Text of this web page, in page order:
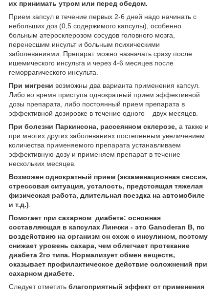
их принимать утром или перед обедом.
Прием капсул в течение первых 2-6 дней надо начинать с
небольших доз (0,5 содержимого капсулы), особенно
больным атеросклерозом сосудов головного мозга,
перенесшим инсульт и больным психическими
заболеваниями. Препарат можно назначать сразу после
ишемического инсульта и через 4-6 месяцев после
геморрагического инсульта.
При мигрени возможны два варианта применения капсул.
Либо во время приступа однократный прием эффективной
дозы препарата, либо постоянный прием препарата в
эффективной дозировке в течение одного – двух месяцев.
При болезни Паркинсона, рассеянном склерозе, а также и
при многих других заболеваниях постепенным увеличением
количества применяемого препарата устанавливаем
эффективную дозу и применяем препарат в течение
нескольких месяцев.
Возможен однократный прием (экзаменационная сессия,
стрессовая ситуация, усталость, предстоящая тяжелая
физическая работа, длительная поездка на автомобиле
и т.д.)
Помогает при сахарном диабете: основная
составляющая в капсулах Линчжи - это Ganoderan B, по
воздействию на организм он схож с инсулином, поэтому
снижает уровень сахара, чем облегчает протекание
диабета 2го типа. Нормализует обмен веществ,
оказывает профилактическое действие осложнений при
сахарном диабете.
Следует отметить благоприятный эффект от применения